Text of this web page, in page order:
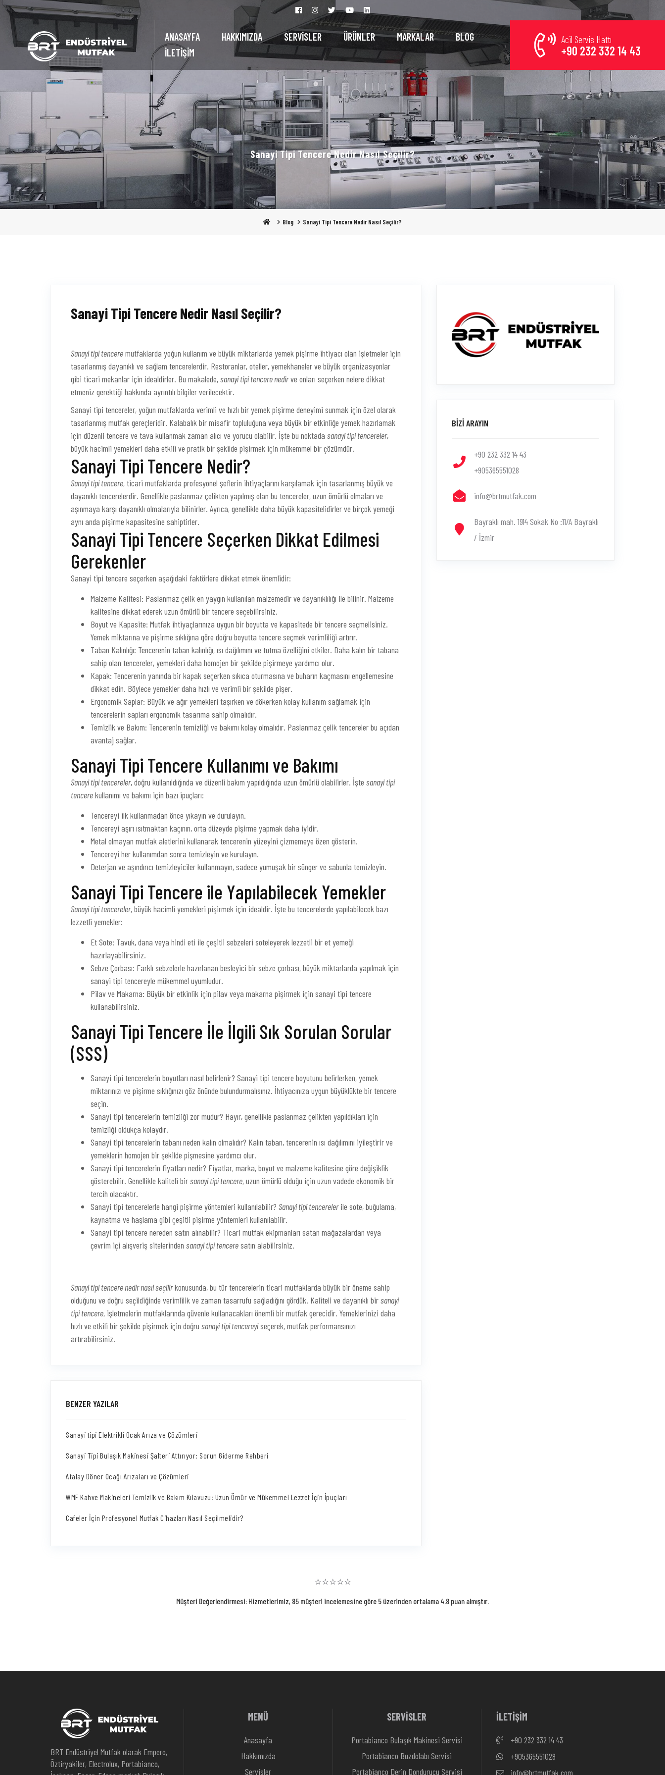
ANASAYFA HAKKIMIZDA SERVİSLER ÜRÜNLER MARKALAR
BLOG
İLETİŞİM
Acil Servis Hattı
+90 232 332 14 43
Sanayi Tipi Tencere Nedir Nasıl Seçilir?
Blog Sanayi Tipi Tencere Nedir Nasıl Seçilir?
Sanayi Tipi Tencere Nedir Nasıl Seçilir?
Sanayi tipi tenceremutfaklarda yoğun kullanım ve büyük miktarlarda yemek pişirme ihtiyacı olan işletmeler için
tasarlanmış dayanıklı ve sağlam tencerelerdir. Restoranlar, oteller, yemekhaneler ve büyük organizasyonlar
gibi ticari mekanlar için idealdirler. Bu makalede,sanayi tipi tencere nedirve onları seçerken nelere dikkat
etmeniz gerektiği hakkında ayrıntılı bilgiler verilecektir.
Sanayi tipi tencereler, yoğun mutfaklarda verimli ve hızlı bir yemek pişirme deneyimi sunmak için özel olarak
tasarlanmış mutfak gereçleridir. Kalabalık bir misafir topluluğuna veya büyük bir etkinliğe yemek hazırlamak
için düzenli tencere ve tava kullanmak zaman alıcı ve yorucu olabilir. İşte bu noktada sanayi tipi tencereler,
büyük hacimli yemekleri daha etkili ve pratik bir şekilde pişirmek için mükemmel bir çözümdür.
Sanayi Tipi Tencere Nedir?
Sanayi tipi tencere, ticari mutfaklarda profesyonel şeflerin ihtiyaçlarını karşılamak için tasarlanmış büyük ve
dayanıklı tencerelerdir. Genellikle paslanmaz çelikten yapılmış olan bu tencereler, uzun ömürlü olmaları ve
aşınmaya karşı dayanıklı olmalarıyla bilinirler. Ayrıca, genellikle daha büyük kapasitelidirler ve birçok yemeği
aynı anda pişirme kapasitesine sahiptirler.
Sanayi Tipi Tencere Seçerken Dikkat Edilmesi
Gerekenler
Sanayi tipi tencere seçerken aşağıdaki faktörlere dikkat etmek önemlidir:
Malzeme Kalitesi: Paslanmaz çelik en yaygın kullanılan malzemedir ve dayanıklılığı ile bilinir. Malzeme
kalitesine dikkat ederek uzun ömürlü bir tencere seçebilirsiniz.
Boyut ve Kapasite: Mutfak ihtiyaçlarınıza uygun bir boyutta ve kapasitede bir tencere seçmelisiniz.
Yemek miktarına ve pişirme sıklığına göre doğru boyutta tencere seçmek verimliliği artırır.
Taban Kalınlığı: Tencerenin taban kalınlığı, ısı dağılımını ve tutma özelliğini etkiler. Daha kalın bir tabana
sahip olan tencereler, yemekleri daha homojen bir şekilde pişirmeye yardımcı olur.
Kapak: Tencerenin yanında bir kapak seçerken sıkıca oturmasına ve buharın kaçmasını engellemesine
dikkat edin. Böylece yemekler daha hızlı ve verimli bir şekilde pişer.
Ergonomik Saplar: Büyük ve ağır yemekleri taşırken ve dökerken kolay kullanım sağlamak için
tencerelerin sapları ergonomik tasarıma sahip olmalıdır.
Temizlik ve Bakım: Tencerenin temizliği ve bakımı kolay olmalıdır. Paslanmaz çelik tencereler bu açıdan
avantaj sağlar.
Sanayi Tipi Tencere Kullanımı ve Bakımı
Sanayi tipi tencereler, doğru kullanıldığında ve düzenli bakım yapıldığında uzun ömürlü olabilirler. İşte sanayi tipi
tencerekullanımı ve bakımı için bazı ipuçları:
Tencereyi ilk kullanmadan önce yıkayın ve durulayın.
Tencereyi aşırı ısıtmaktan kaçının, orta düzeyde pişirme yapmak daha iyidir.
Metal olmayan mutfak aletlerini kullanarak tencerenin yüzeyini çizmemeye özen gösterin.
Tencereyi her kullanımdan sonra temizleyin ve kurulayın.
Deterjan ve aşındırıcı temizleyiciler kullanmayın, sadece yumuşak bir sünger ve sabunla temizleyin.
Sanayi Tipi Tencere ile Yapılabilecek Yemekler
Sanayi tipi tencereler, büyük hacimli yemekleri pişirmek için idealdir. İşte bu tencerelerde yapılabilecek bazı
lezzetli yemekler:
Et Sote: Tavuk, dana veya hindi eti ile çeşitli sebzeleri soteleyerek lezzetli bir et yemeği
hazırlayabilirsiniz.
Sebze Çorbası: Farklı sebzelerle hazırlanan besleyici bir sebze çorbası, büyük miktarlarda yapılmak için
sanayi tipi tencereyle mükemmel uyumludur.
Pilav ve Makarna: Büyük bir etkinlik için pilav veya makarna pişirmek için sanayi tipi tencere
kullanabilirsiniz.
Sanayi Tipi Tencere İle İlgili Sık Sorulan Sorular
(SSS)
Sanayi tipi tencerelerin boyutları nasıl belirlenir? Sanayi tipi tencere boyutunu belirlerken, yemek
miktarınızı ve pişirme sıklığınızı göz önünde bulundurmalısınız. İhtiyacınıza uygun büyüklükte bir tencere
seçin.
Sanayi tipi tencerelerin temizliği zor mudur? Hayır, genellikle paslanmaz çelikten yapıldıkları için
temizliği oldukça kolaydır.
Sanayi tipi tencerelerin tabanı neden kalın olmalıdır? Kalın taban, tencerenin ısı dağılımını iyileştirir ve
yemeklerin homojen bir şekilde pişmesine yardımcı olur.
Sanayi tipi tencerelerin fiyatları nedir? Fiyatlar, marka, boyut ve malzeme kalitesine göre değişiklik
gösterebilir. Genellikle kaliteli birsanayi tipi tencere, uzun ömürlü olduğu için uzun vadede ekonomik bir
tercih olacaktır.
Sanayi tipi tencerelerle hangi pişirme yöntemleri kullanılabilir? Sanayi tipi tencerelerile sote, buğulama,
kaynatma ve haşlama gibi çeşitli pişirme yöntemleri kullanılabilir.
Sanayi tipi tencere nereden satın alınabilir? Ticari mutfak ekipmanları satan mağazalardan veya
çevrim içi alışveriş sitelerinden sanayi tipi tenceresatın alabilirsiniz.
Sanayi tipi tencere nedir nasıl seçilirkonusunda, bu tür tencerelerin ticari mutfaklarda büyük bir öneme sahip
olduğunu ve doğru seçildiğinde verimlilik ve zaman tasarrufu sağladığını gördük. Kaliteli ve dayanıklı birsanayi
tipi tencere, işletmelerin mutfaklarında güvenle kullanacakları önemli bir mutfak gerecidir. Yemeklerinizi daha
hızlı ve etkili bir şekilde pişirmek için doğru sanayi tipi tencereyiseçerek, mutfak performansınızı
artırabilirsiniz.
BENZER YAZILAR
Sanayi tipi Elektrikli Ocak Arıza ve Çözümleri
Sanayi Tipi Bulaşık Makinesi Şalteri Attırıyor: Sorun Giderme Rehberi
Atalay Döner Ocağı Arızaları ve Çözümleri
WMF Kahve Makineleri Temizlik ve Bakım Kılavuzu: Uzun Ömür ve Mükemmel Lezzet İçin İpuçları
Cafeler İçin Profesyonel Mutfak Cihazları Nasıl Seçilmelidir?
BİZİ ARAYIN
+90 232 332 14 43
+905365551028
info@brtmutfak.com
Bayraklı mah. 1914 Sokak No :11/A Bayraklı
/ İzmir
⭐⭐⭐⭐⭐
Müşteri Değerlendirmesi: Hizmetlerimiz, 85 müşteri incelemesine göre 5 üzerinden ortalama 4.8 puan almıştır.
BRT Endüstriyel Mutfak olarak Empero,
Öztiryakiler, Electrolux, Portabianco,
MENÜ
Anasayfa
Hakkımızda
Servisler
SERVİSLER
Portabianco Bulaşık Makinesi Servisi
Portabianco Buzdolabı Servisi
Portabianco Derin Dondurucu Servisi
İLETİŞİM
+90 232 332 14 43
+905365551028
info@brtmutfak.com